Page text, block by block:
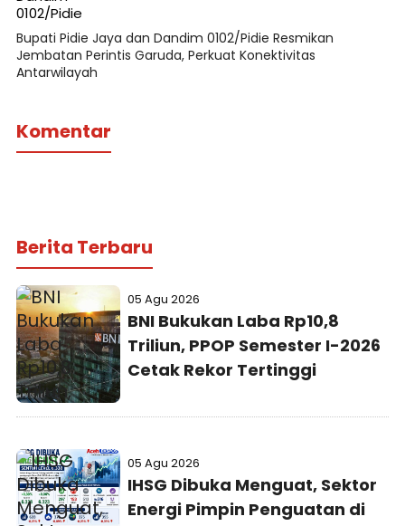
Bupati Pidie Jaya dan Dandim 0102/Pidie Resmikan
Jembatan Perintis Garuda, Perkuat Konektivitas
Antarwilayah
Komentar
Berita Terbaru
05 Agu 2026
BNI Bukukan Laba Rp10,8
Triliun, PPOP Semester I-2026
Cetak Rekor Tertinggi
05 Agu 2026
IHSG Dibuka Menguat, Sektor
Energi Pimpin Penguatan di